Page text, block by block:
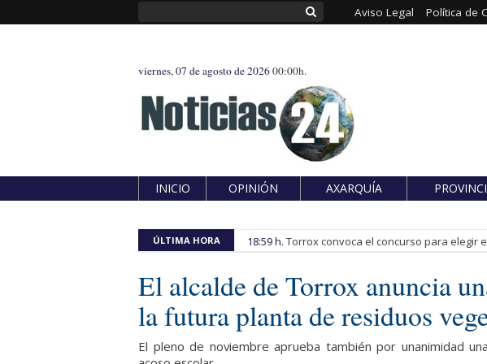
Aviso Legal Política de
viernes, 07 de agosto de 202600:00h.
INICIO OPINIÓN AXARQUÍA
ÚLTIMA HORA 18:59 h. Torrox convoca el concurso para elegir
El alcalde de Torrox anuncia
la futura planta de residuos
El pleno de noviembre aprueba también por unanimidad